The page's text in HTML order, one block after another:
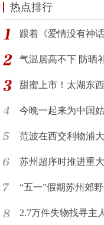
热点排行
跟着《爱情没有神
气温居高不下 防晒
甜蜜上市！太湖东
今晚一起来为中国
范波在西交利物浦
苏州超序时推进重
“五一”假期苏州郊
2.7万件失物找寻主